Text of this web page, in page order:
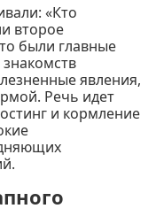
«Кто
второе
были главные
явления,
Речь идет
и кормление